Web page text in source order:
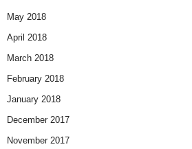
May 2018
April 2018
March 2018
February 2018
January 2018
December 2017
November 2017